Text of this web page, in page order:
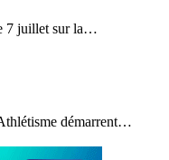
7 juillet sur la…
démarrent…